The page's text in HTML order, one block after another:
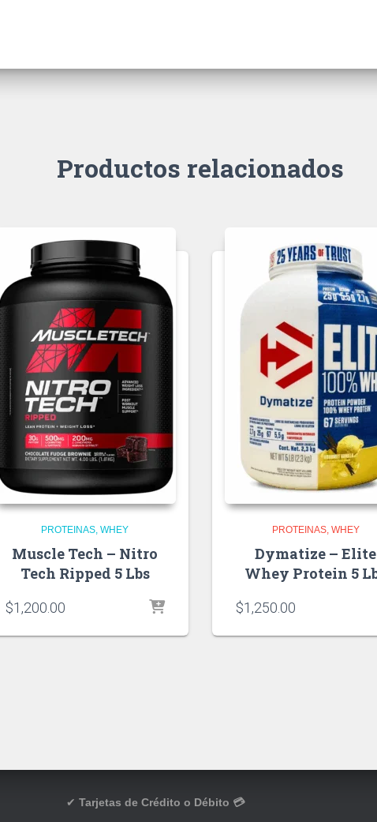
Productos relacionados
PROTEINAS WHEY
Muscle Tech – Nitro
Tech Ripped 5 Lbs
$1,200.00
PROTEINAS WHEY
Dymatize – Elite
Whey Protein 5
$1,250.00
✔ Tarjetas de Crédito o Débito 💳